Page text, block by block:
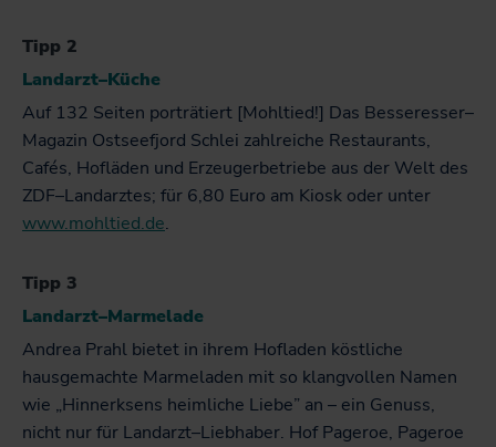
Tipp 2
Landarzt–Küche
Auf 132 Seiten porträtiert [Mohltied!] Das Besseresser–
Magazin Ostseefjord Schlei zahlreiche Restaurants,
Cafés, Hofläden und Erzeugerbetriebe aus der Welt des
ZDF–Landarztes; für 6,80 Euro am Kiosk oder unter
www.mohltied.de.
Tipp 3
Landarzt–Marmelade
Andrea Prahl bietet in ihrem Hofladen köstliche
hausgemachte Marmeladen mit so klangvollen Namen
wie „Hinnerksens heimliche Liebe” an – ein Genuss,
nicht nur für Landarzt–Liebhaber. Hof Pageroe, Pageroe